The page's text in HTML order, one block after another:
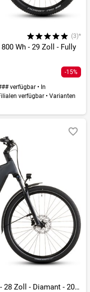
(3)*
Wh - 29 Zoll - Fully
-15%
verfügbar • In
verfügbar • Varianten
Kathmandu Hybrid ONE 800 - 800 Wh - 28 Zoll - Diamant - 2026